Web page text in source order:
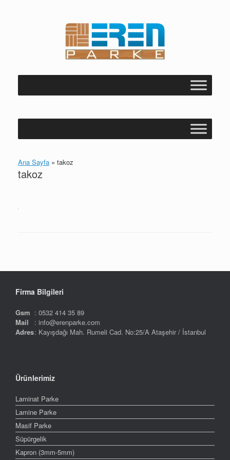
Ana Sayfa » takoz
takoz
Firma Bilgileri
Gsm : 0532 414 35 89
Mail
: info@erenparke.com
Adres: Kayışdağı Mah. Rumeli Cad. No:25/A Ataşehir / İstanbul
Ürünlerimiz
Laminat Parke
Lamine Parke
Masif Parke
Süpürgelik
Kapron (3mm-5mm)